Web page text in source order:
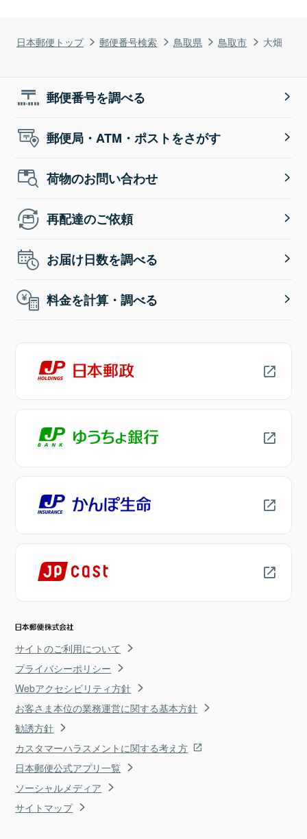
日本郵便トップ 郵便番号検索 鳥取県 鳥取市 大畑
郵便番号を調べる
郵便局・ATM・ポストをさがす
荷物のお問い合わせ
再配達のご依頼
お届け日数を調べる
料金を計算・調べる
サイトのご利用について
プライバシーポリシー
Webアクセシビリティ方針
お客さま本位の業務運営に関する基本方針
勧誘方針
カスタマーハラスメントに関する考え方
日本郵便公式アプリ一覧
ソーシャルメディア
サイトマップ